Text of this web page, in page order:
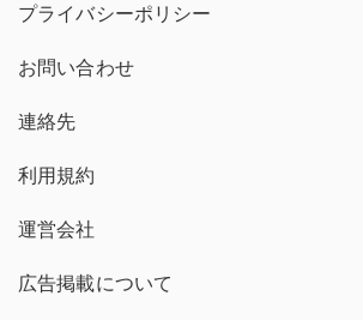
プライバシーポリシー
お問い合わせ
連絡先
利用規約
運営会社
広告掲載について